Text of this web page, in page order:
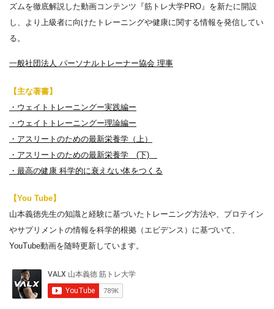
ズムを徹底解説した動画コンテンツ『筋トレ大学PRO』を新たに開設
し、より上級者に向けたトレーニングや健康に関する情報を発信してい
る。
一般社団法人 パーソナルトレーナー協会 理事
【主な著書】
・ウェイトトレーニングー実践編ー
・ウェイトトレーニングー理論編ー
・アスリートのための最新栄養学（上）
・アスリートのための最新栄養学 (下)
・最高の健康 科学的に衰えない体をつくる
【You Tube】
山本義徳先生の知識と経験に基づいたトレーニング方法や、プロテイン
やサプリメントの情報を科学的根拠（エビデンス）に基づいて、
YouTube動画を随時更新しています。